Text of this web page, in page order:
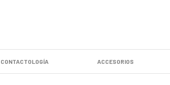
CONTACTOLOGÍA ACCESORIOS